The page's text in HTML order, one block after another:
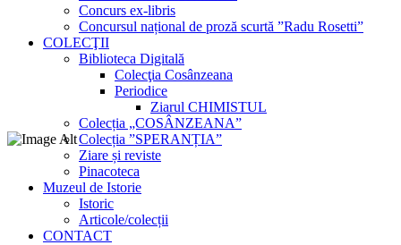
Concurs ex-libris
Concursul național de proză scurtă ”Radu Rosetti”
COLECŢII
Biblioteca Digitală
Colecţia Cosânzeana
Periodice
Ziarul CHIMISTUL
Colecția „COSÂNZEANA”
Colecția ”SPERANȚIA”
Ziare și reviste
Pinacoteca
Muzeul de Istorie
Istoric
Articole/colecții
CONTACT